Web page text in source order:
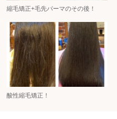
縮毛矯正+毛先パーマのその後！
酸性縮毛矯正！